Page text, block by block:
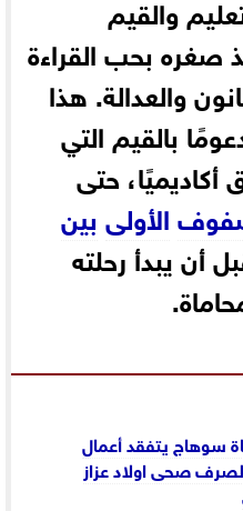
والقيم
صغره بحب القراءة
والعدالة. هذا
بالقيم التي
أكاديميًا، حتى
الأولى بين
أن يبدأ رحلته
سوهاج يتفقد أعمال
صحى اولاد عزاز